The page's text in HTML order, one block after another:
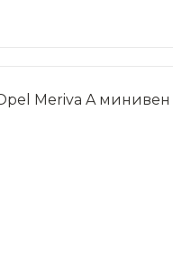
Meriva A минивен